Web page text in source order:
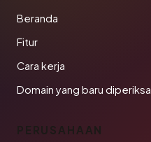
Beranda
Fitur
Cara kerja
Domain yang baru diperiksa
PERUSAHAAN